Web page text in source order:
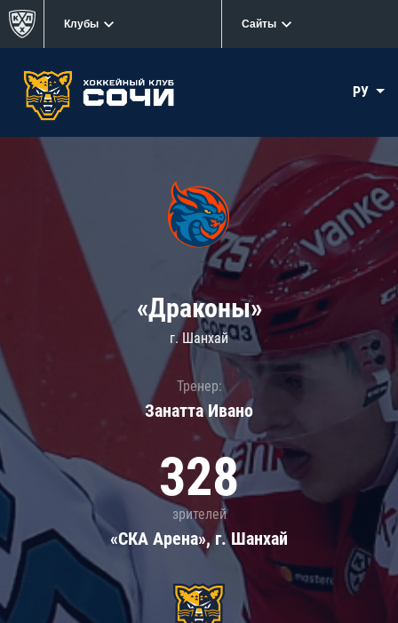
Клубы Сайты
РУ
«Драконы»
г. Шанхай
Тренер:
Занатта Иванo
328
зрителей
«СКА Арена», г. Шанхай